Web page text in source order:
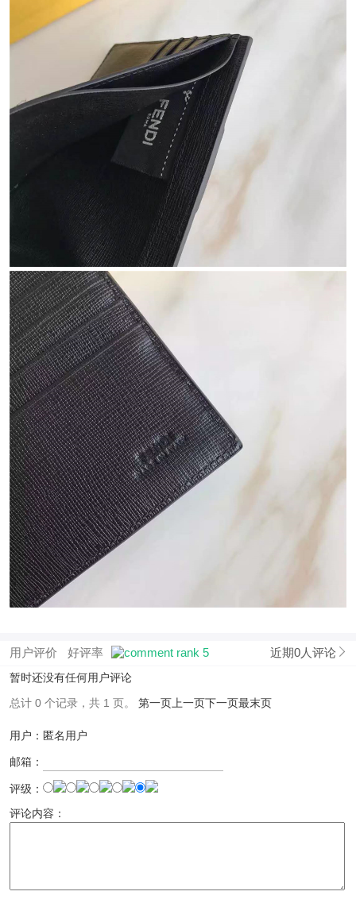
用户评价 好评率 近期0人评论
暂时还没有任何用户评论
总计 0 个记录，共 1 页。 第一页 上一页下一页最末页
用户：匿名用户
邮箱：
评级：
评论内容：